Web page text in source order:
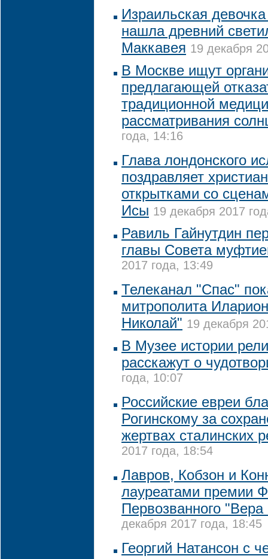
Израильская
нашла древний
Маккавея 19 декабря
В Москве ищут
предлагающей
традиционной
рассматривания
года, 14:16
Глава лондонского
поздравляет
открытками со
Исы 19 декабря 2017
Равиль Гайнутдин
главы Совета
2017 года, 13:49
Телеканал "Спас"
митрополита
Николай" 19 декабря
В Музее истории
расскажут о
года, 10:07
Российские евреи
Рогинскому за
жертвах сталинских
2017 года, 18:54
Лавров, Кобзон и
лауреатами премии
Первозванного "Вера
декабря 2017 года, 18:45
Георгий Натансон с